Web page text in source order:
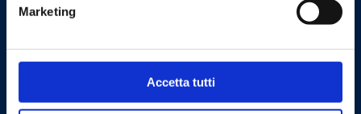
Marketing
Accetta tutti